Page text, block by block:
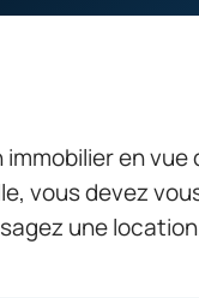
immobilier en
vous devez
une